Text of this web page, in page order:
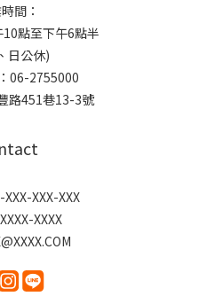
間：
點至下午6點半
日公休)
06-2755000
路451巷13-3號
XXX-XXX
XXXX